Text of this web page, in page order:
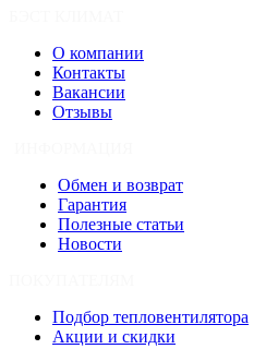
О компании
Контакты
Вакансии
Отзывы
Обмен и возврат
Гарантия
Полезные статьи
Новости
Подбор тепловентилятора
Акции и скидки